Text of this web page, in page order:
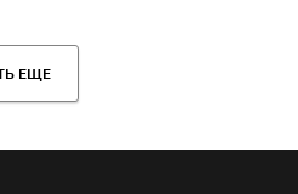
ЕЩЕ